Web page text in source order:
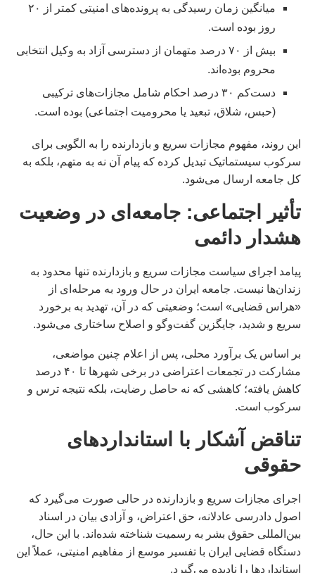
میانگین زمان رسیدگی به پرونده‌های امنیتی کمتر از ۲۰
روز بوده است.
بیش از ۷۰ درصد متهمان از دسترسی آزاد به وکیل انتخابی
محروم بوده‌اند.
دست‌کم ۳۰ درصد احکام شامل مجازات‌های ترکیبی
(حبس، شلاق، تبعید یا محرومیت اجتماعی) بوده است.
این روند، مفهوم مجازات سریع و بازدارنده را به الگویی برای
سرکوب سیستماتیک تبدیل کرده که پیام آن نه به متهم، بلکه به
کل جامعه ارسال می‌شود.
تأثیر اجتماعی: جامعه‌ای در وضعیت
هشدار دائمی
پیامد اجرای سیاست مجازات سریع و بازدارنده تنها محدود به
زندان‌ها نیست. جامعه ایران در حال ورود به مرحله‌ای از
«هراس قضایی» است؛ وضعیتی که در آن، تهدید به برخورد
سریع و شدید، جایگزین گفت‌وگو و اصلاح ساختاری می‌شود.
بر اساس یک برآورد محلى، پس از اعلام چنین مواضعی،
مشارکت در تجمعات اعتراضی در برخی شهرها تا ۴۰ درصد
کاهش یافته؛ کاهشی که نه حاصل رضایت، بلکه نتیجه ترس و
سرکوب است.
تناقض آشکار با استانداردهای
حقوقی
اجرای مجازات سریع و بازدارنده در حالی صورت می‌گیرد که
اصول دادرسی عادلانه، حق اعتراض، و آزادی بیان در اسناد
بین‌المللی حقوق بشر به رسمیت شناخته شده‌اند. با این حال،
دستگاه قضایی ایران با تفسیر موسع از مفاهیم امنیتی، عملاً این
استانداردها را نادیده می‌گیرد.